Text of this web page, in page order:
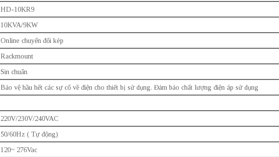
HD-10KR9
10KVA/9KW
Online chuyển đổi kép
Rackmount
Sin chuẩn
Bảo vệ hầu hết các sự cố về điện cho thiết bị sử dụng. Đảm bảo chất lượng điện áp sử dụng
220V/230V/240VAC
50/60Hz ( Tự động)
120~ 276Vac